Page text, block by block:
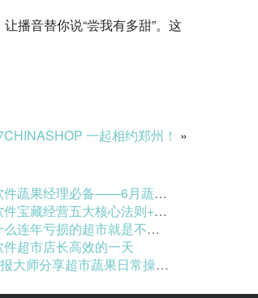
播音替你说“尝我有多甜”。这
一起相约郑州！ »
理必备——6月蔬菜品类实操秘籍
法则+高效工具，助你轻松赢战社区零售！
年亏损的超市就是不关门
超市店长高效的一天
享超市蔬果日常操作的基础方法！